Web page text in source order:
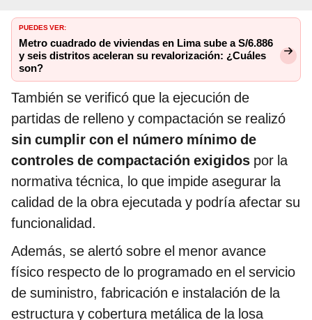
PUEDES VER:
Metro cuadrado de viviendas en Lima sube a S/6.886
y seis distritos aceleran su revalorización: ¿Cuáles
son?
También se verificó que la ejecución de
partidas de relleno y compactación se realizó
sin cumplir con el número mínimo de
controles de compactación exigidos por la
normativa técnica, lo que impide asegurar la
calidad de la obra ejecutada y podría afectar su
funcionalidad.
Además, se alertó sobre el menor avance
físico respecto de lo programado en el servicio
de suministro, fabricación e instalación de la
estructura y cobertura metálica de la losa